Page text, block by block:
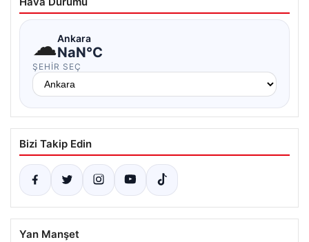
☁Ankara
NaN°C
ŞEHIR SEÇ
Bizi Takip Edin
Yan Manşet